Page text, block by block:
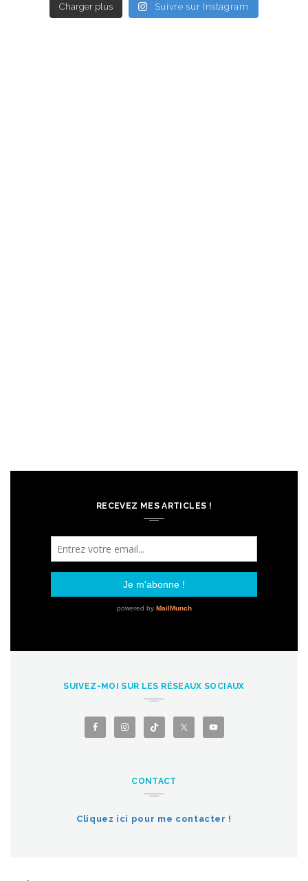
Charger plus Suivre sur Instagram
RECEVEZ MES ARTICLES !
SUIVEZ-MOI SUR LES RÉSEAUX SOCIAUX
CONTACT
Cliquez ici pour me contacter !